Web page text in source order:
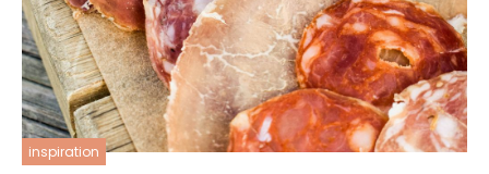
inspiration